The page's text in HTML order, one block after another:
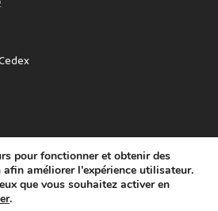
de l'Ouest © www.tco.re -2026.
personnelles
Mentions légales
pour fonctionner et obtenir des
améliorer l'expérience utilisateur.
que vous souhaitez activer en
.